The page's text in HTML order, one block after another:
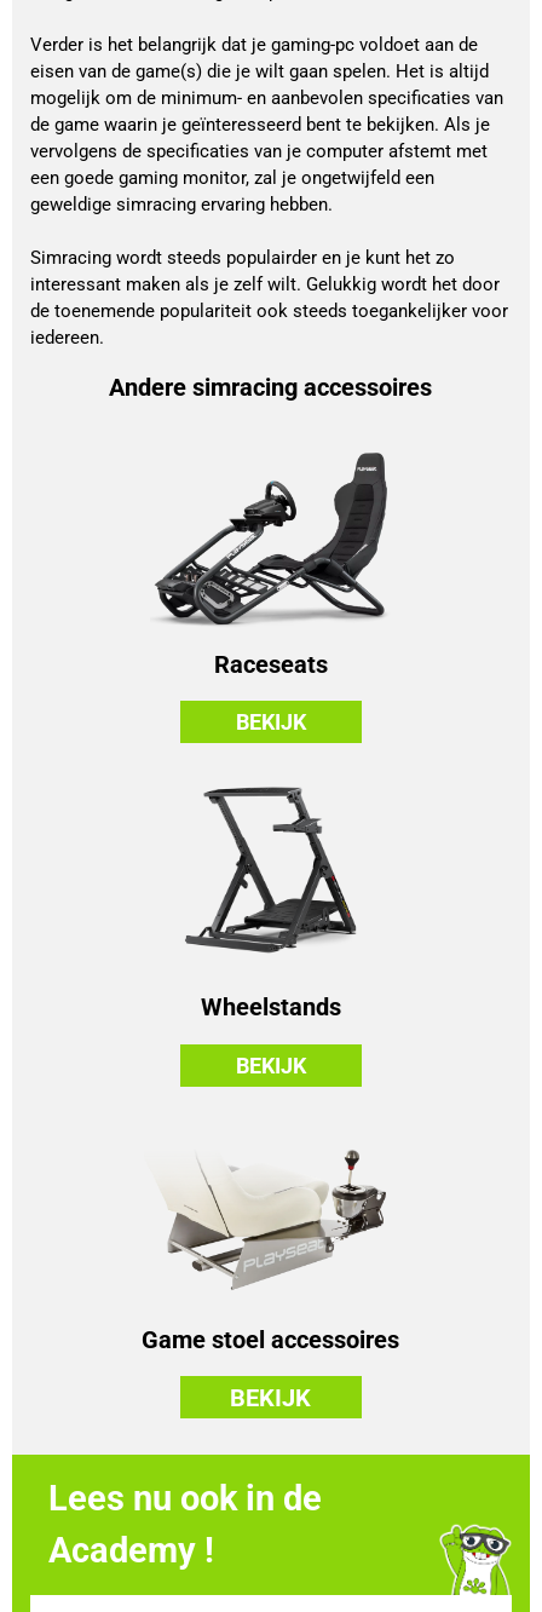
Verder is het belangrijk dat je gaming-pc voldoet aan de
eisen van de game(s) die je wilt gaan spelen. Het is altijd
mogelijk om de minimum- en aanbevolen specificaties van
de game waarin je geïnteresseerd bent te bekijken. Als je
vervolgens de specificaties van je computer afstemt met
een goede gaming monitor, zal je ongetwijfeld een
geweldige simracing ervaring hebben.
Simracing wordt steeds populairder en je kunt het zo
interessant maken als je zelf wilt. Gelukkig wordt het door
de toenemende populariteit ook steeds toegankelijker voor
iedereen.
Andere simracing accessoires
Raceseats
BEKIJK
Wheelstands
BEKIJK
Game stoel accessoires
BEKIJK
Lees nu ook in de
Academy !